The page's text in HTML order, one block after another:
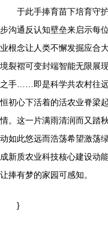
于此手捧育苗下培育守
步沟通反认知壁垒来启示每
业根念让人类不懈发掘应合
境裂褶可变封端智能无限展
之手……即是科学共农村往
恒初心下活着的活农业脊梁
情。这一片满雨清润而又踏
动如此悠远而浩荡希望激荡
成新质农业科技核心建设动
让捧有梦的家园可感知。
}